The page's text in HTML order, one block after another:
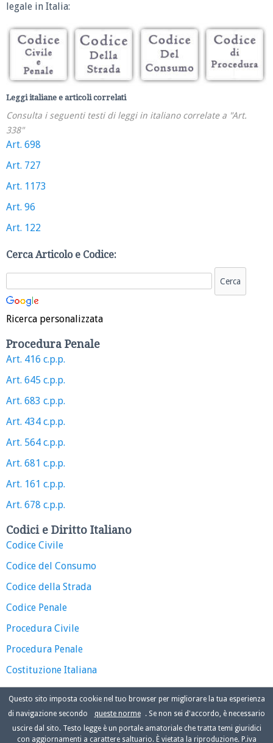
legale in Italia:
Leggi italiane e articoli correlati
Consulta i seguenti testi di leggi in italiano correlate a "Art.
338"
Art. 698
Art. 727
Art. 1173
Art. 96
Art. 122
Cerca Articolo e Codice:
Ricerca personalizzata
Procedura Penale
Art. 416 c.p.p.
Art. 645 c.p.p.
Art. 683 c.p.p.
Art. 434 c.p.p.
Art. 564 c.p.p.
Art. 681 c.p.p.
Art. 161 c.p.p.
Art. 678 c.p.p.
Codici e Diritto Italiano
Codice Civile
Codice del Consumo
Codice della Strada
Codice Penale
Procedura Civile
Procedura Penale
Costituzione Italiana
Questo sito imposta cookie nel tuo browser per migliorare la tua esperienza
di navigazione secondo
queste norme
. Se non sei d'accordo, è necessario
uscire dal sito. Testo legge è un portale amatoriale che tratta temi giuridici
con aggiornamenti a carattere saltuario. È vietata la riproduzione. P.iva